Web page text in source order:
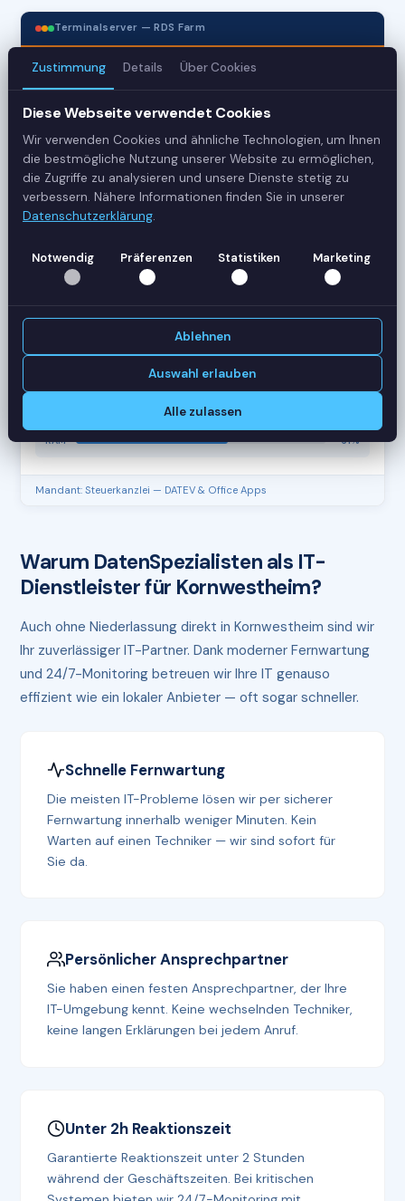
Terminalserver — RDS Farm
Server
42
Sessions
Status
CPU
62%
RAM
61%
Mandant: Steuerkanzlei — DATEV & Office Apps
Warum DatenSpezialisten als IT-
Dienstleister für Kornwestheim?
Auch ohne Niederlassung direkt in Kornwestheim sind wir
Ihr zuverlässiger IT-Partner. Dank moderner Fernwartung
und 24/7-Monitoring betreuen wir Ihre IT genauso
effizient wie ein lokaler Anbieter — oft sogar schneller.
Schnelle Fernwartung
Die meisten IT-Probleme lösen wir per sicherer
Fernwartung innerhalb weniger Minuten. Kein
Warten auf einen Techniker — wir sind sofort für
Sie da.
Persönlicher Ansprechpartner
Sie haben einen festen Ansprechpartner, der Ihre
IT-Umgebung kennt. Keine wechselnden Techniker,
keine langen Erklärungen bei jedem Anruf.
Unter 2h Reaktionszeit
Garantierte Reaktionszeit unter 2 Stunden
während der Geschäftszeiten. Bei kritischen
Zustimmung Details Über Cookies
Diese Webseite verwendet Cookies
Wir verwenden Cookies und ähnliche Technologien, um Ihnen
die bestmögliche Nutzung unserer Website zu ermöglichen,
die Zugriffe zu analysieren und unsere Dienste stetig zu
verbessern. Nähere Informationen finden Sie in unserer
Datenschutzerklärung.
Notwendig Präferenzen Statistiken Marketing
Ablehnen
Auswahl erlauben
Alle zulassen